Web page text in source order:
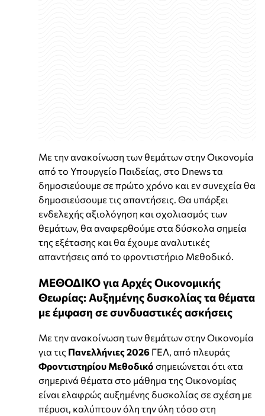
Με την ανακοίνωση των θεμάτων στην Οικονομία
από το Υπουργείο Παιδείας, στο Dnews τα
δημοσιεύουμε σε πρώτο χρόνο και εν συνεχεία θα
δημοσιεύσουμε τις απαντήσεις. Θα υπάρξει
ενδελεχής αξιολόγηση και σχολιασμός των
θεμάτων, θα αναφερθούμε στα δύσκολα σημεία
της εξέτασης και θα έχουμε αναλυτικές
απαντήσεις από το φροντιστήριο Μεθοδικό.
ΜΕΘΟΔΙΚΟ για Αρχές Οικονομικής
Θεωρίας: Αυξημένης δυσκολίας τα θέματα
με έμφαση σε συνδυαστικές ασκήσεις
Με την ανακοίνωση των θεμάτων στην Οικονομία
για τις Πανελλήνιες 2026 ΓΕΛ, από πλευράς
Φροντιστηρίου Μεθοδικό σημειώνεται ότι «τα
σημερινά θέματα στο μάθημα της Οικονομίας
είναι ελαφρώς αυξημένης δυσκολίας σε σχέση με
πέρυσι, καλύπτουν όλη την ύλη τόσο στη